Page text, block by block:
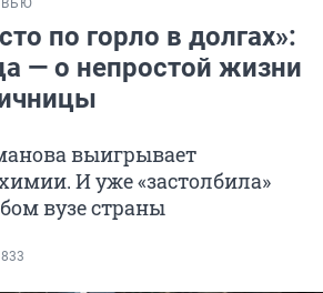
по горло в долгах»:
— о непростой жизни
выигрывает
И уже «застолбила»
вузе страны